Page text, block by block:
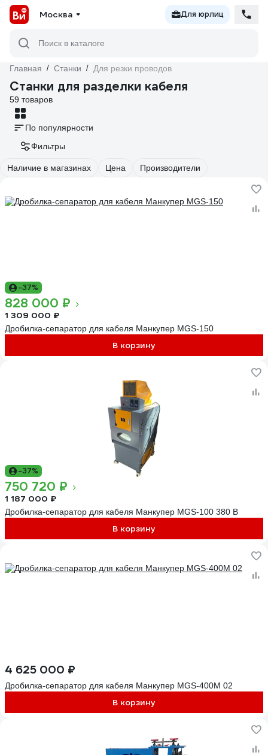
Москва Для юрлиц
Поиск в каталоге
Главная / Станки / Для резки проводов
Станки для разделки кабеля
59 товаров
По популярности
Фильтры
Наличие в магазинах Цена Производители
-37%
828 000 ₽
1 309 000 ₽
Дробилка-сепаратор для кабеля Манкупер MGS-150
В корзину
-37%
750 720 ₽
1 187 000 ₽
Дробилка-сепаратор для кабеля Манкупер MGS-100 380 В
В корзину
4 625 000 ₽
Дробилка-сепаратор для кабеля Манкупер MGS-400M 02
В корзину